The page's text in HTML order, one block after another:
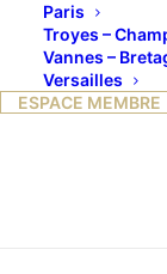
Paris
Troyes –
Vannes –
Versailles
ESPACE MEMBRE